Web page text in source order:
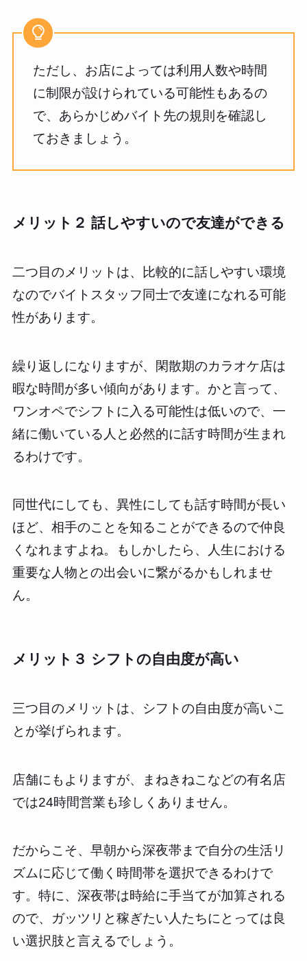
ただし、お店によっては利用人数や時間
に制限が設けられている可能性もあるの
で、あらかじめバイト先の規則を確認し
ておきましょう。
メリット２ 話しやすいので友達ができる
二つ目のメリットは、比較的に話しやすい環境
なのでバイトスタッフ同士で友達になれる可能
性があります。
繰り返しになりますが、閑散期のカラオケ店は
暇な時間が多い傾向があります。かと言って、
ワンオペでシフトに入る可能性は低いので、一
緒に働いている人と必然的に話す時間が生まれ
るわけです。
同世代にしても、異性にしても話す時間が長い
ほど、相手のことを知ることができるので仲良
くなれますよね。もしかしたら、人生における
重要な人物との出会いに繋がるかもしれませ
ん。
メリット３ シフトの自由度が高い
三つ目のメリットは、シフトの自由度が高いこ
とが挙げられます。
店舗にもよりますが、まねきねこなどの有名店
では24時間営業も珍しくありません。
だからこそ、早朝から深夜帯まで自分の生活リ
ズムに応じて働く時間帯を選択できるわけで
す。特に、深夜帯は時給に手当てが加算される
ので、ガッツリと稼ぎたい人たちにとっては良
い選択肢と言えるでしょう。